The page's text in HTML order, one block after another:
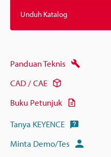
Unduh Katalog
Panduan Teknis
CAD / CAE
Buku Petunjuk
Tanya KEYENCE
Minta Demo/Tes